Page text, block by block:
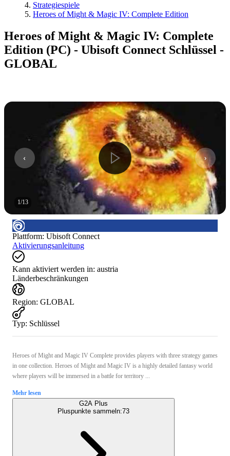
Strategiespiele
Heroes of Might & Magic IV: Complete Edition
Heroes of Might & Magic IV: Complete
Edition (PC) - Ubisoft Connect Schlüssel -
GLOBAL
1/13
Plattform: Ubisoft Connect
Aktivierungsanleitung
Kann aktiviert werden in: austria
Länderbeschränkungen
Region: GLOBAL
Typ: Schlüssel
Heroes of Might and Magic IV Complete provides players with three strategy games
in one collection. Heroes of Might and Magic IV is a highly detailed fantasy world
where players will be immersed in a battle for territory ...
Mehr lesen
G2A Plus
Pluspunkte sammeln:73